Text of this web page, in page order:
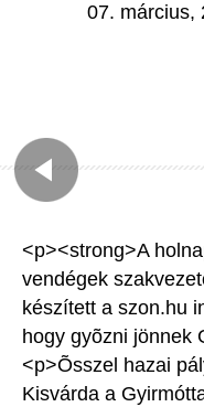
07. március,
<p><strong>A
vendégek
készített a szon.hu
hogy gyõzni jönnek
<p>Õsszel hazai
Kisvárda a